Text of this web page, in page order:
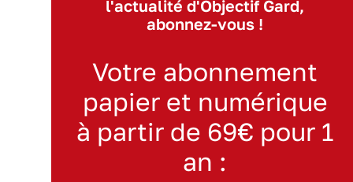
l'actualité d'Objectif Gard,
abonnez-vous !
Votre abonnement
papier et numérique
à partir de 69€ pour 1
an :